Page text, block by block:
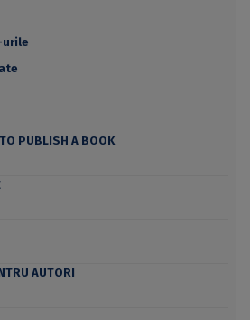
urile
PUBLISH A BOOK
AUTORI